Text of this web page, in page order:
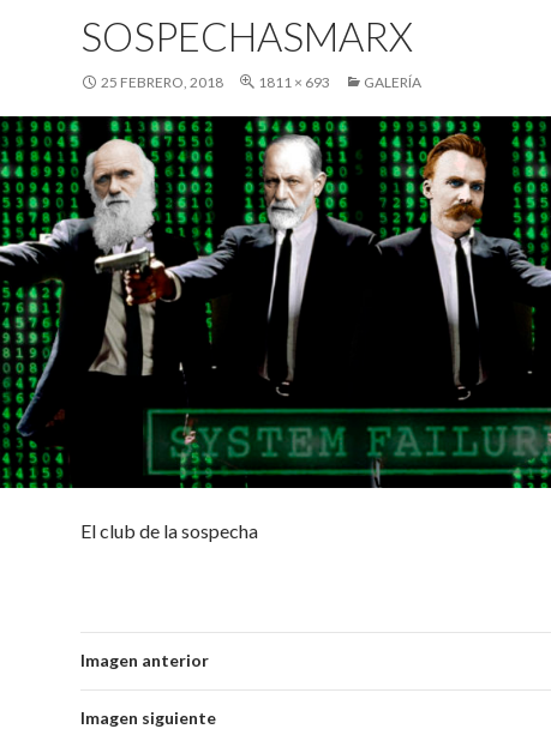
SOSPECHASMARX
25 FEBRERO, 2018 1811 × 693 GALERÍA
El club de la sospecha
Imagen anterior
Imagen siguiente